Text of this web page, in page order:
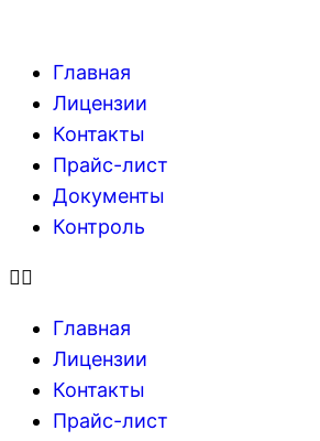
Главная
Лицензии
Контакты
Прайс-лист
Документы
Контроль
Главная
Лицензии
Контакты
Прайс-лист